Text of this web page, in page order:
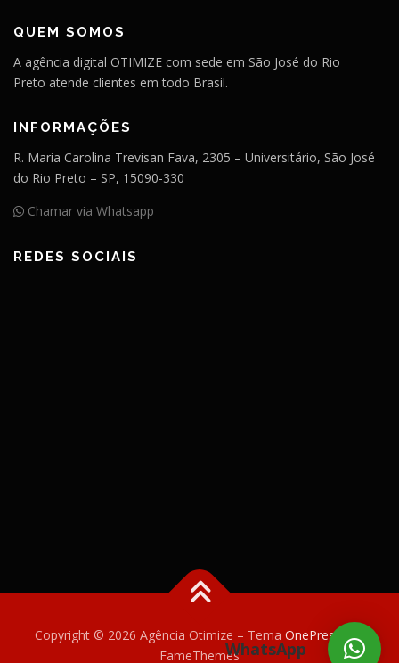
QUEM SOMOS
A agência digital OTIMIZE com sede em São José do Rio
Preto atende clientes em todo Brasil.
INFORMAÇÕES
R. Maria Carolina Trevisan Fava, 2305 – Universitário, São José
do Rio Preto – SP, 15090-330
Chamar via Whatsapp
REDES SOCIAIS
Copyright © 2026 Agência Otimize – Tema OnePress
por
FameThemesWhatsApp